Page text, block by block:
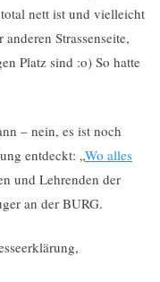
nett ist und vielleicht
Strassenseite,
Platz sind :o) So hatte
– nein, es ist noch
entdeckt: „Wo alles
und Lehrenden der
an der BURG.